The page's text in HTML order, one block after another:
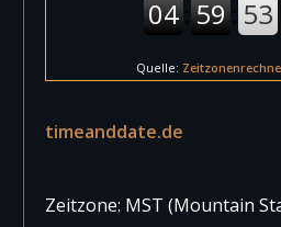
Internationaler
San Lucas
sich ca. 7 km nordwestlich
Quelle:
timeanddate.de
Zeitzone: MST (Mountain